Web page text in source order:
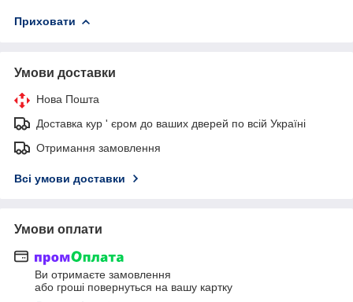
Приховати
Умови доставки
Нова Пошта
Доставка кур ' єром до ваших дверей по всій Україні
Отримання замовлення
Всі умови доставки
Умови оплати
Ви отримаєте замовлення
або гроші повернуться на вашу картку